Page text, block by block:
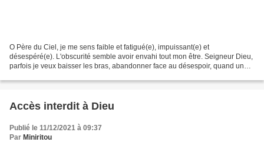
O Père du Ciel, je me sens faible et fatigué(e), impuissant(e) et
désespéré(e). L'obscurité semble avoir envahi tout mon être. Seigneur Dieu,
parfois je veux baisser les bras, abandonner face au désespoir, quand un
Accès interdit à Dieu
Publié le 11/12/2021 à 09:37
Par Miniritou